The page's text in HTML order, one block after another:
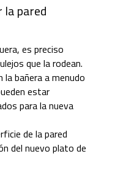
la pared
es preciso
que la rodean.
bañera a menudo
estar
para la nueva
de la pared
del nuevo plato de